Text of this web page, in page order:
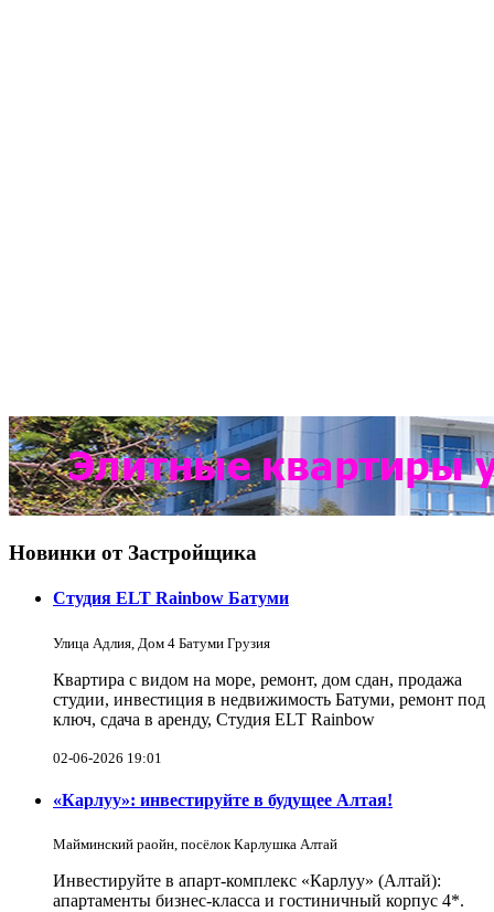
Новинки от Застройщика
Студия ELT Rainbow Батуми
Улица Адлия, Дом 4 Батуми Грузия
Квартира с видом на море, ремонт, дом сдан, продажа
студии, инвестиция в недвижимость Батуми, ремонт под
ключ, сдача в аренду, Студия ELT Rainbow
02-06-2026 19:01
«Карлуу»: инвестируйте в будущее Алтая!
Майминский раойн, посёлок Карлушка Алтай
Инвестируйте в апарт-комплекс «Карлуу» (Алтай):
апартаменты бизнес-класса и гостиничный корпус 4*.